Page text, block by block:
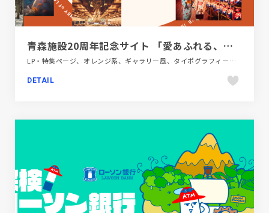
青森施設20周年記念サイト 「愛あふれる、青森旅へ！」| 星野リゾート
LP・特集ページ、オレンジ系、ギャラリー風、タイポグラフィー、ポップ、旅行・ホテル・観光
DETAIL